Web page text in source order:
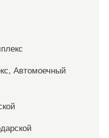
Автомоечный